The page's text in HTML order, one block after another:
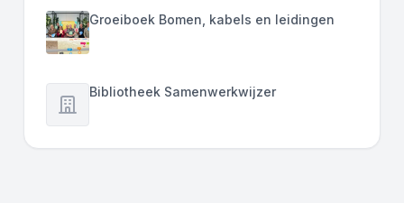
Groeiboek Bomen, kabels en leidingen
Bibliotheek Samenwerkwijzer